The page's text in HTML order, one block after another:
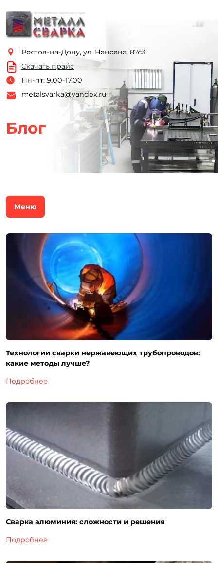
Ростов-на-Дону, ул. Нансена, 87с3
Скачать прайс
Пн-пт: 9.00-17.00
metalsvarka@yandex.ru
Блог
Технологии сварки нержавеющих трубопроводов:
какие методы лучше?
Подробнее
Сварка алюминия: сложности и решения
Подробнее
Меню